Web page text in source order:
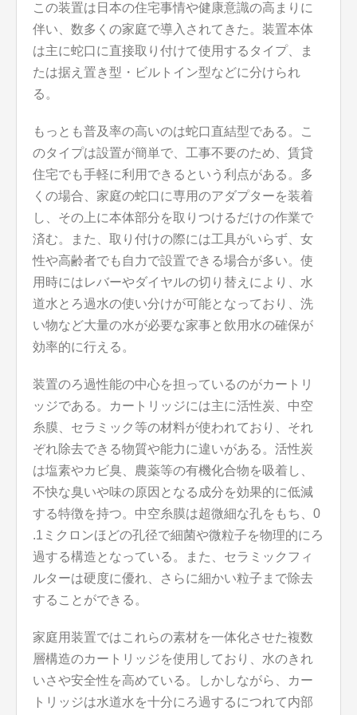
この装置は日本の住宅事情や健康意識の高まりに
伴い、数多くの家庭で導入されてきた。装置本体
は主に蛇口に直接取り付けて使用するタイプ、ま
たは据え置き型・ビルトイン型などに分けられ
る。
もっとも普及率の高いのは蛇口直結型である。こ
のタイプは設置が簡単で、工事不要のため、賃貸
住宅でも手軽に利用できるという利点がある。多
くの場合、家庭の蛇口に専用のアダプターを装着
し、その上に本体部分を取りつけるだけの作業で
済む。また、取り付けの際には工具がいらず、女
性や高齢者でも自力で設置できる場合が多い。使
用時にはレバーやダイヤルの切り替えにより、水
道水とろ過水の使い分けが可能となっており、洗
い物など大量の水が必要な家事と飲用水の確保が
効率的に行える。
装置のろ過性能の中心を担っているのがカートリ
ッジである。カートリッジには主に活性炭、中空
糸膜、セラミック等の材料が使われており、それ
ぞれ除去できる物質や能力に違いがある。活性炭
は塩素やカビ臭、農薬等の有機化合物を吸着し、
不快な臭いや味の原因となる成分を効果的に低減
する特徴を持つ。中空糸膜は超微細な孔をもち、0
.1ミクロンほどの孔径で細菌や微粒子を物理的にろ
過する構造となっている。また、セラミックフィ
ルターは硬度に優れ、さらに細かい粒子まで除去
することができる。
家庭用装置ではこれらの素材を一体化させた複数
層構造のカートリッジを使用しており、水のきれ
いさや安全性を高めている。しかしながら、カー
トリッジは水道水を十分にろ過するにつれて内部